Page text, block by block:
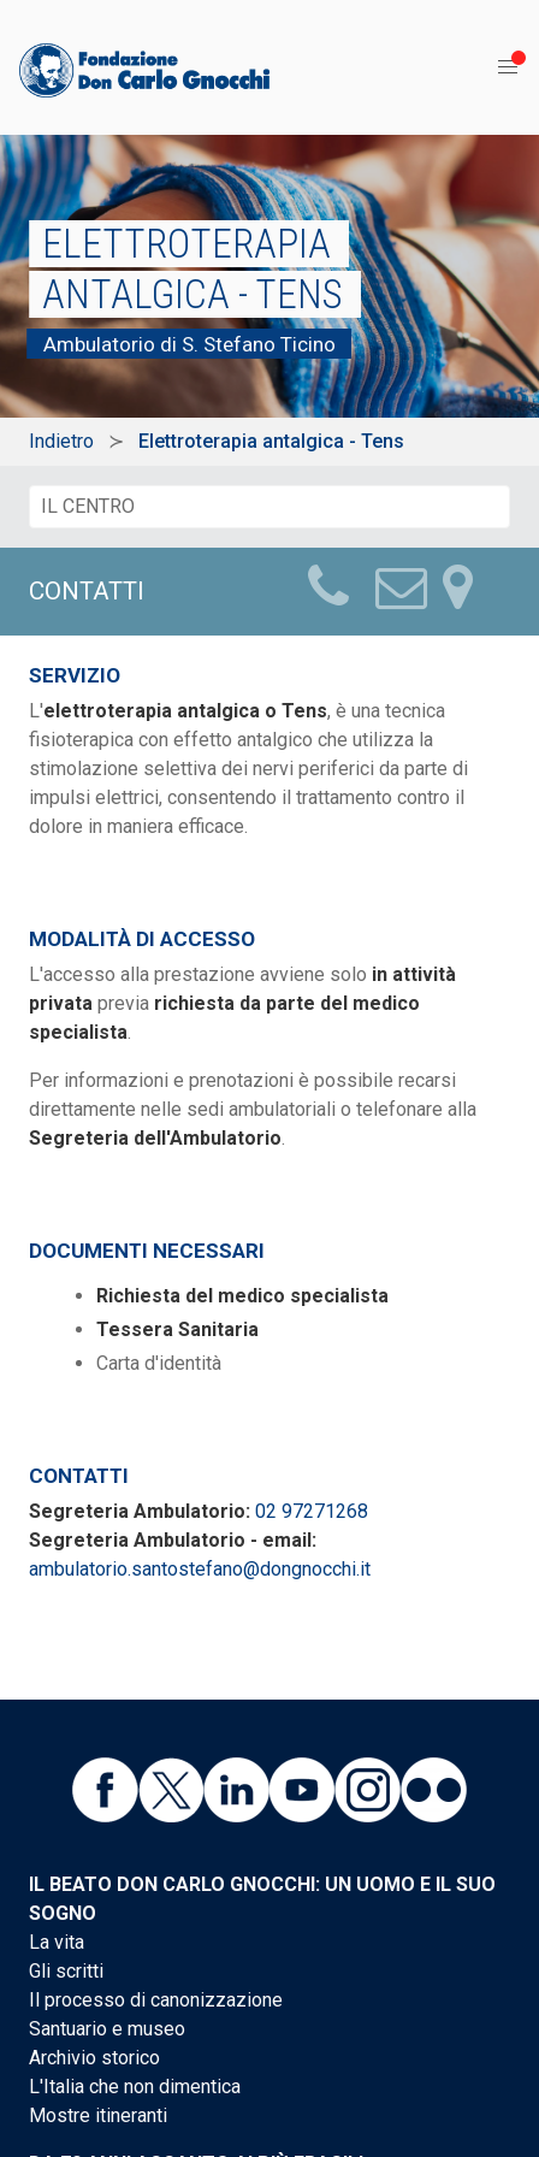
ELETTROTERAPIA
ANTALGICA - TENS
Ambulatorio di S. Stefano Ticino
Indietro Elettroterapia antalgica - Tens
CONTATTI
SERVIZIO
L'elettroterapia antalgica o Tens, è una tecnica
fisioterapica con effetto antalgico che utilizza la
stimolazione selettiva dei nervi periferici da parte di
impulsi elettrici, consentendo il trattamento contro il
dolore in maniera efficace.
MODALITÀ DI ACCESSO
L'accesso alla prestazione avviene solo in attività
privata previa richiesta da parte del medico
specialista
Per informazioni e prenotazioni è possibile recarsi
direttamente nelle sedi ambulatoriali o telefonare alla
Segreteria dell'Ambulatorio
DOCUMENTI NECESSARI
Richiesta del medico specialista
Tessera Sanitaria
Carta d'identità
CONTATTI
Segreteria Ambulatorio: 02 97271268
Segreteria Ambulatorio - email:
ambulatorio.santostefano@dongnocchi.it
IL BEATO DON CARLO GNOCCHI: UN UOMO E IL SUO
SOGNO
La vita
Gli scritti
Il processo di canonizzazione
Santuario e museo
Archivio storico
L'Italia che non dimentica
Mostre itineranti